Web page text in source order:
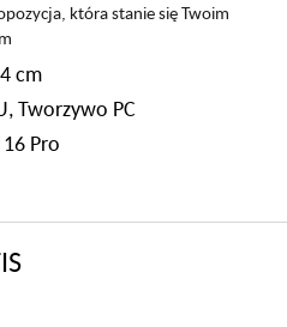
która stanie się Twoim
cm
Tworzywo PC
Pro